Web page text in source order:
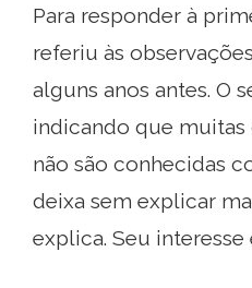
Para responder à
referiu às
alguns anos antes. O
indicando que muitas
não são conhecidas
deixa sem explicar
explica. Seu interesse